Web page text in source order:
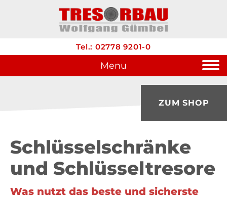
ZUM SHOP
Tel.: 02778 9201-0
Menu
Schlüsselschränke
und Schlüsseltresore
Was nutzt das beste und sicherste